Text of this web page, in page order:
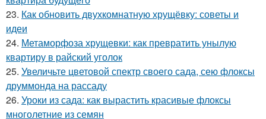
23. Как обновить двухкомнатную хрущёвку: советы и
идеи
24. Метаморфоза хрущевки: как превратить унылую
квартиру в райский уголок
25. Увеличьте цветовой спектр своего сада, сею флоксы
друммонда на рассаду
26. Уроки из сада: как вырастить красивые флоксы
многолетние из семян